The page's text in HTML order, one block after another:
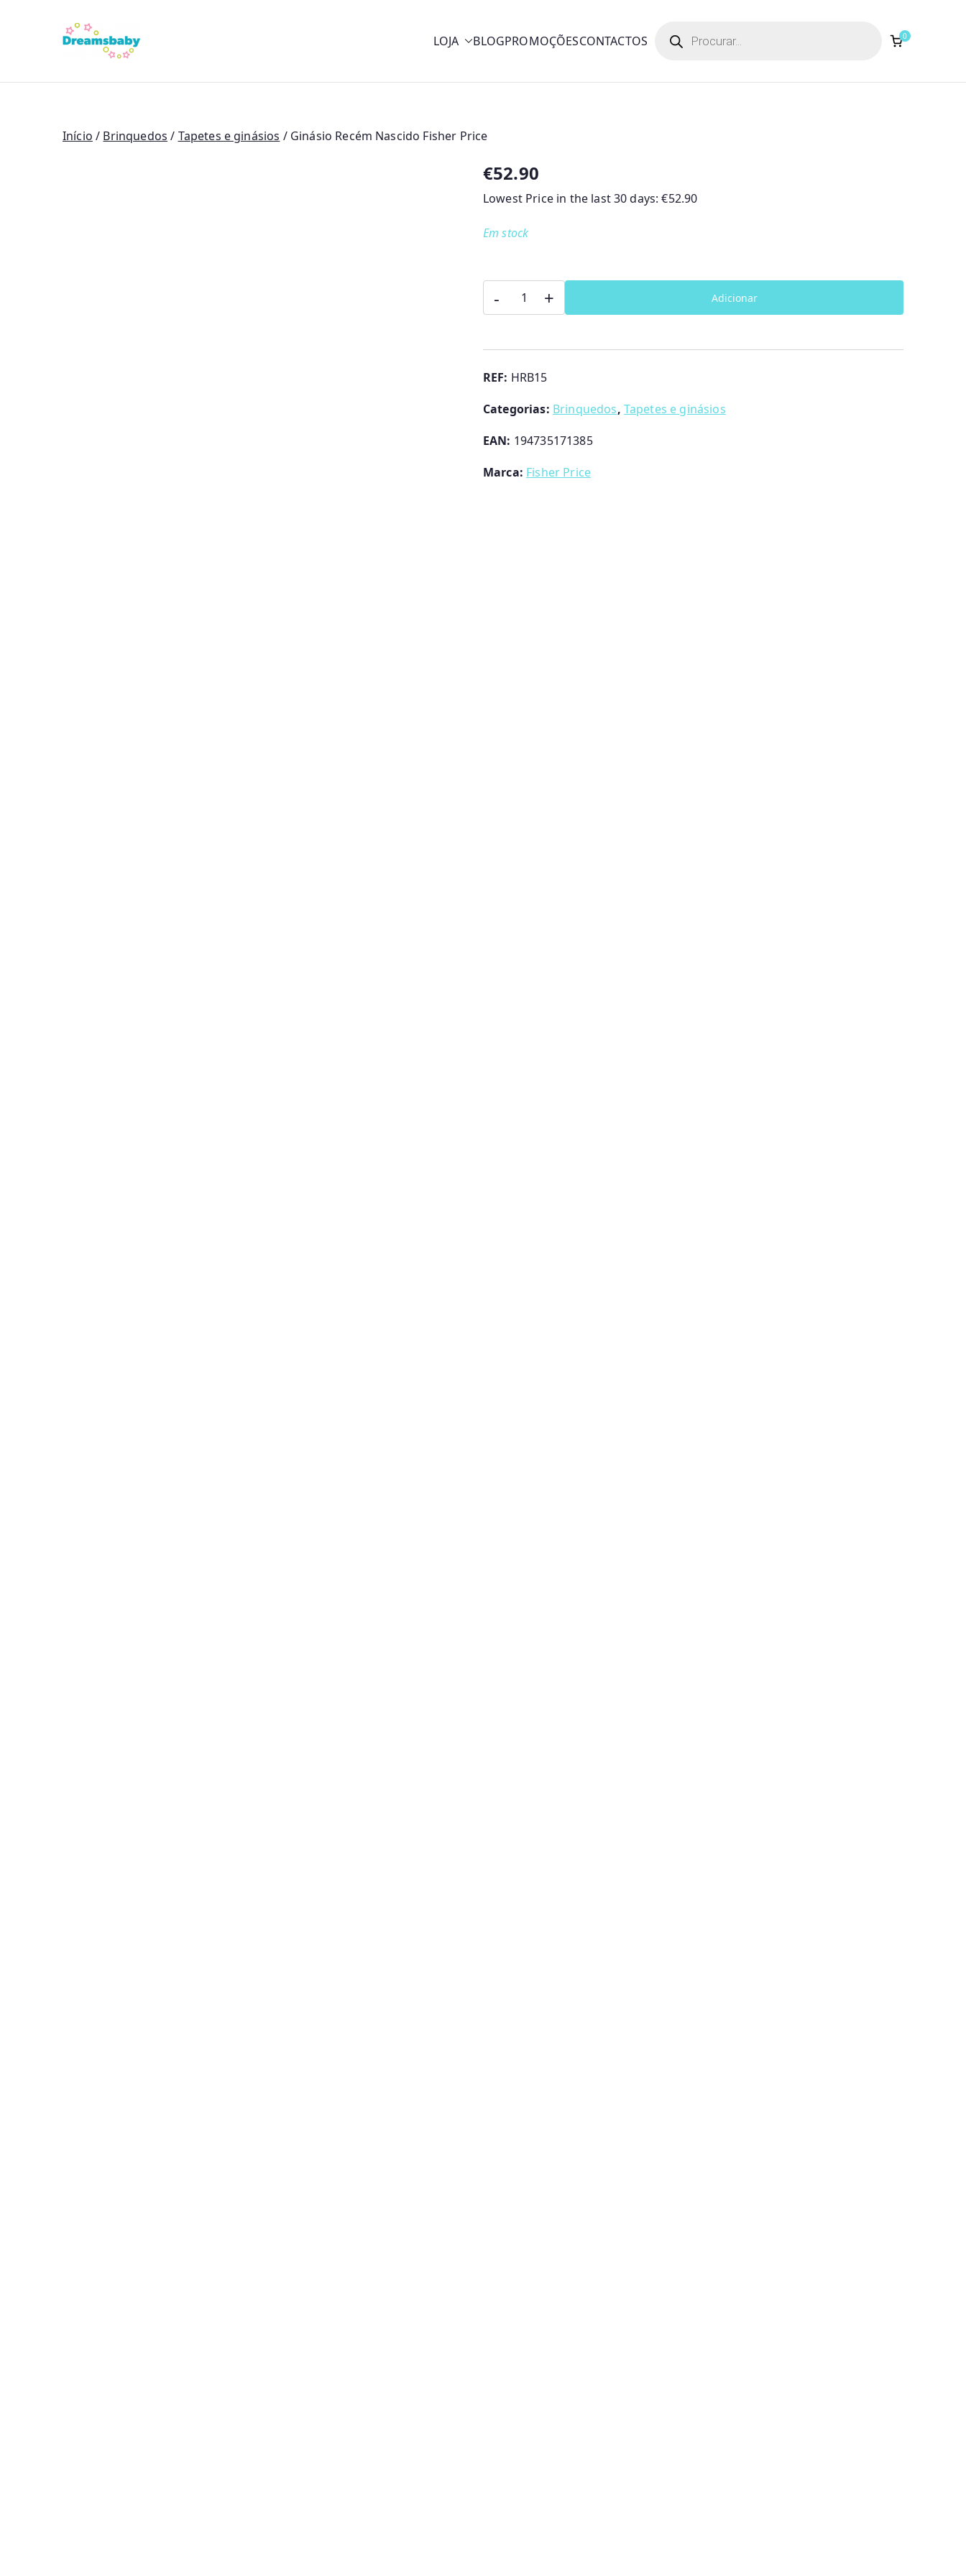
LOJA BLOGPROMOÇÕESCONTACTOS search 0
Início / Brinquedos / Tapetes e ginásios / Ginásio Recém Nascido Fisher Price
€52.90
Lowest Price in the last 30 days:€52.90
Em stock
-
Quantidade
de
Recém
Nascido
Price
+ Adicionar
REF: HRB15
Categorias: Brinquedos, Tapetes e ginásios
EAN: 194735171385
Marca: Fisher Price